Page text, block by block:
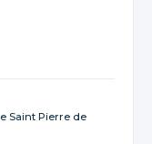
Saint Pierre de